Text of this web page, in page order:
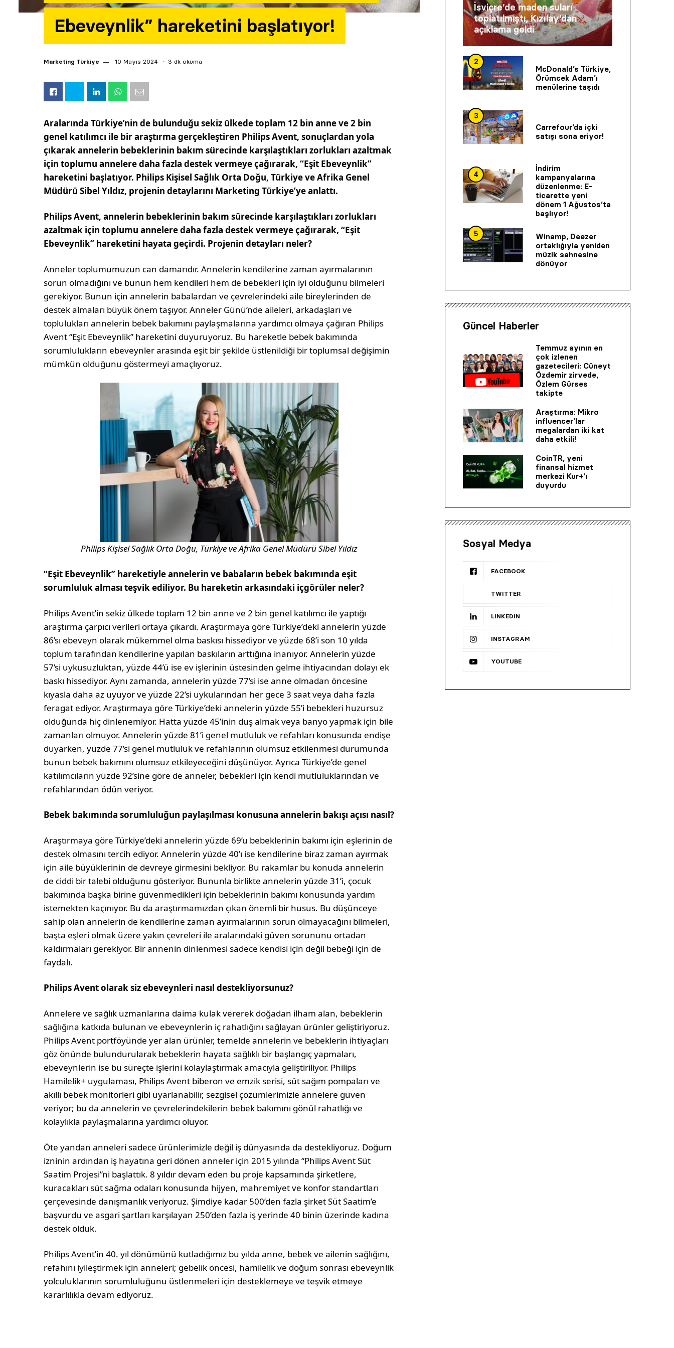
Ebeveynlik” hareketini başlatıyor!
Marketing Türkiye 10 Mayıs 2024 3 dk okuma
Aralarında Türkiye’nin de bulunduğu sekiz ülkede toplam 12 bin anne ve 2 bin
genel katılımcı ile bir araştırma gerçekleştiren Philips Avent, sonuçlardan yola
çıkarak annelerin bebeklerinin bakım sürecinde karşılaştıkları zorlukları azaltmak
için toplumu annelere daha fazla destek vermeye çağırarak, “Eşit Ebeveynlik”
hareketini başlatıyor. Philips Kişisel Sağlık Orta Doğu, Türkiye ve Afrika Genel
Müdürü Sibel Yıldız, projenin detaylarını Marketing Türkiye’ye anlattı.
Philips Avent, annelerin bebeklerinin bakım sürecinde karşılaştıkları zorlukları
azaltmak için toplumu annelere daha fazla destek vermeye çağırarak, “Eşit
Ebeveynlik” hareketini hayata geçirdi. Projenin detayları neler?
Anneler toplumumuzun can damarıdır. Annelerin kendilerine zaman ayırmalarının
sorun olmadığını ve bunun hem kendileri hem de bebekleri için iyi olduğunu bilmeleri
gerekiyor. Bunun için annelerin babalardan ve çevrelerindeki aile bireylerinden de
destek almaları büyük önem taşıyor. Anneler Günü’nde aileleri, arkadaşları ve
toplulukları annelerin bebek bakımını paylaşmalarına yardımcı olmaya çağıran Philips
Avent “Eşit Ebeveynlik” hareketini duyuruyoruz. Bu hareketle bebek bakımında
sorumlulukların ebeveynler arasında eşit bir şekilde üstlenildiği bir toplumsal değişimin
mümkün olduğunu göstermeyi amaçlıyoruz.
Philips Kişisel Sağlık Orta Doğu, Türkiye ve Afrika Genel Müdürü Sibel Yıldız
“Eşit Ebeveynlik” hareketiyle annelerin ve babaların bebek bakımında eşit
sorumluluk alması teşvik ediliyor. Bu hareketin arkasındaki içgörüler neler?
Philips Avent’in sekiz ülkede toplam 12 bin anne ve 2 bin genel katılımcı ile yaptığı
araştırma çarpıcı verileri ortaya çıkardı. Araştırmaya göre Türkiye’deki annelerin yüzde
86’sı ebeveyn olarak mükemmel olma baskısı hissediyor ve yüzde 68’i son 10 yılda
toplum tarafından kendilerine yapılan baskıların arttığına inanıyor. Annelerin yüzde
57’si uykusuzluktan, yüzde 44’ü ise ev işlerinin üstesinden gelme ihtiyacından dolayı ek
baskı hissediyor. Aynı zamanda, annelerin yüzde 77’si ise anne olmadan öncesine
kıyasla daha az uyuyor ve yüzde 22’si uykularından her gece 3 saat veya daha fazla
feragat ediyor. Araştırmaya göre Türkiye’deki annelerin yüzde 55’i bebekleri huzursuz
olduğunda hiç dinlenemiyor. Hatta yüzde 45’inin duş almak veya banyo yapmak için bile
zamanları olmuyor. Annelerin yüzde 81’i genel mutluluk ve refahları konusunda endişe
duyarken, yüzde 77’si genel mutluluk ve refahlarının olumsuz etkilenmesi durumunda
bunun bebek bakımını olumsuz etkileyeceğini düşünüyor. Ayrıca Türkiye’de genel
katılımcıların yüzde 92’sine göre de anneler, bebekleri için kendi mutluluklarından ve
refahlarından ödün veriyor.
Bebek bakımında sorumluluğun paylaşılması konusuna annelerin bakışı açısı nasıl?
Araştırmaya göre Türkiye’deki annelerin yüzde 69’u bebeklerinin bakımı için eşlerinin de
destek olmasını tercih ediyor. Annelerin yüzde 40’ı ise kendilerine biraz zaman ayırmak
için aile büyüklerinin de devreye girmesini bekliyor. Bu rakamlar bu konuda annelerin
de ciddi bir talebi olduğunu gösteriyor. Bununla birlikte annelerin yüzde 31’i, çocuk
bakımında başka birine güvenmedikleri için bebeklerinin bakımı konusunda yardım
istemekten kaçınıyor. Bu da araştırmamızdan çıkan önemli bir husus. Bu düşünceye
sahip olan annelerin de kendilerine zaman ayırmalarının sorun olmayacağını bilmeleri,
başta eşleri olmak üzere yakın çevreleri ile aralarındaki güven sorununu ortadan
kaldırmaları gerekiyor. Bir annenin dinlenmesi sadece kendisi için değil bebeği için de
faydalı.
Philips Avent olarak siz ebeveynleri nasıl destekliyorsunuz?
Annelere ve sağlık uzmanlarına daima kulak vererek doğadan ilham alan, bebeklerin
sağlığına katkıda bulunan ve ebeveynlerin iç rahatlığını sağlayan ürünler geliştiriyoruz.
Philips Avent portföyünde yer alan ürünler, temelde annelerin ve bebeklerin ihtiyaçları
göz önünde bulundurularak bebeklerin hayata sağlıklı bir başlangıç yapmaları,
ebeveynlerin ise bu süreçte işlerini kolaylaştırmak amacıyla geliştiriliyor. Philips
Hamilelik+ uygulaması, Philips Avent biberon ve emzik serisi, süt sağım pompaları ve
akıllı bebek monitörleri gibi uyarlanabilir, sezgisel çözümlerimizle annelere güven
veriyor; bu da annelerin ve çevrelerindekilerin bebek bakımını gönül rahatlığı ve
kolaylıkla paylaşmalarına yardımcı oluyor.
Öte yandan anneleri sadece ürünlerimizle değil iş dünyasında da destekliyoruz. Doğum
izninin ardından iş hayatına geri dönen anneler için 2015 yılında “Philips Avent Süt
Saatim Projesi”ni başlattık. 8 yıldır devam eden bu proje kapsamında şirketlere,
kuracakları süt sağma odaları konusunda hijyen, mahremiyet ve konfor standartları
çerçevesinde danışmanlık veriyoruz. Şimdiye kadar 500’den fazla şirket Süt Saatim’e
başvurdu ve asgari şartları karşılayan 250’den fazla iş yerinde 40 binin üzerinde kadına
destek olduk.
Philips Avent’in 40. yıl dönümünü kutladığımız bu yılda anne, bebek ve ailenin sağlığını,
refahını iyileştirmek için anneleri; gebelik öncesi, hamilelik ve doğum sonrası ebeveynlik
yolculuklarının sorumluluğunu üstlenmeleri için desteklemeye ve teşvik etmeye
kararlılıkla devam ediyoruz.
İsviçre’de maden suları
toplatılmıştı, Kızılay’dan
açıklama geldi
2
McDonald’s Türkiye,
Örümcek Adam’ı
menülerine taşıdı
3
Carrefour’da içki
satışı sona eriyor!
4
İndirim
kampanyalarına
düzenlenme: E-
ticarette yeni
dönem 1 Ağustos’ta
başlıyor!
5
Winamp, Deezer
ortaklığıyla yeniden
müzik sahnesine
dönüyor
Güncel Haberler
Temmuz ayının en
çok izlenen
gazetecileri: Cüneyt
Özdemir zirvede,
Özlem Gürses
takipte
Araştırma: Mikro
influencer’lar
megalardan iki kat
daha etkili!
CoinTR, yeni
finansal hizmet
merkezi Kur+’ı
duyurdu
Sosyal Medya
FACEBOOK
TWITTER
LINKEDIN
INSTAGRAM
YOUTUBE